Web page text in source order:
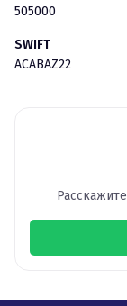
505000
SWIFT
ACABAZ22